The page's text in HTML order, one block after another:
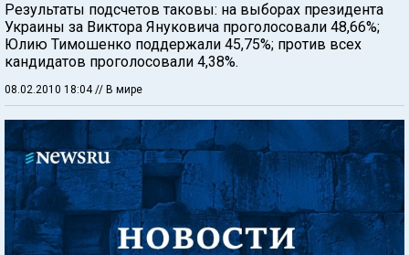
Результаты подсчетов таковы: на выборах президента
Украины за Виктора Януковича проголосовали 48,66%;
Юлию Тимошенко поддержали 45,75%; против всех
кандидатов проголосовали 4,38%.
08.02.2010 18:04// В мире